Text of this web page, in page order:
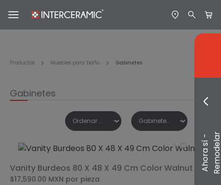
A
h
o
r
a
s
í
-
R
e
m
o
d
e
l
a
Productos Muebles para baño Gabinetes
Gabinetes
Vanity Burdeos 80 X 48 X 49 Cm Color Walnut
$17,590.00 MXN por pieza